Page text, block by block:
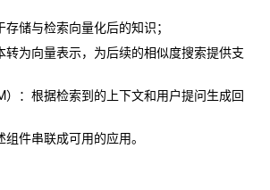
储与检索向量化后的知识；
转为向量表示，为后续的相似度搜索提供支
）：根据检索到的上下文和用户提问生成回
件串联成可用的应用。